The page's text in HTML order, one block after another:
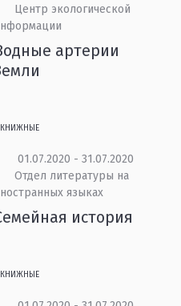
Центр экологической
артерии
КНИЖНЫЕ
01.07.2020 - 31.07.2020
Отдел литературы на
языках
история
КНИЖНЫЕ